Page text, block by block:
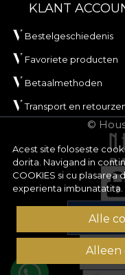
Acest site foloseste
dorita. Navigand in
COOKIES si cu plasarea
experienta imbunatatita.
Alle
Alleen
KLANT
Bestelgeschiedenis
Favoriete producten
Betaalmethoden
Transport en
©